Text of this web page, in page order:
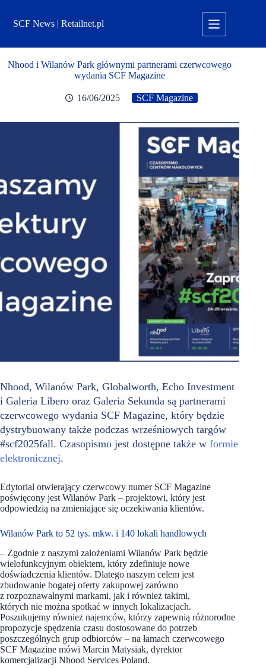
treściSCF News | Retailnet.pl
Nhood i Wilanów Park głównymi partnerami czerwcowego
wydania SCF Magazine
16/06/2025 SCF Magazine
Nhood, Wilanów Park, Globalworth, Echo Investment
i Galeria Libero oraz Galeria Sekunda są partnerami
czerwcowego wydania SCF Magazine, który będzie
dystrybuowany także podczas wrześniowych targów
#scf2025fall. Czasopismo jest dostępne także w formie
elektronicznej.
Edytorial otwierający czerwcowy numer SCF Magazine
poświęcony jest Wilanów Park – projektowi, który jest
odpowiedzią na zmieniające się oczekiwania klientów.
Wilanów Park to 52 tys. mkw. i 140 lokali handlowych
– Zgodnie z naszymi założeniami Wilanów Park będzie
wielofunkcyjnym obiektem, który zdefiniuje nowe
doświadczenia klientów. Dlatego naszym celem jest
zbudowanie bogatej oferty zakupowej zarówno
z rozpoznawalnymi markami, jak i również takimi,
których nie można spotkać w innych lokalizacjach.
Poszukujemy również najemców, którzy zapewnią różnorodne
propozycje spędzenia czasu dostosowane do potrzeb
poszczególnych grup odbiorców – na łamach czerwcowego
SCF Magazine mówi Marcin Matysiak, dyrektor
komercjalizacji Nhood Services Poland.